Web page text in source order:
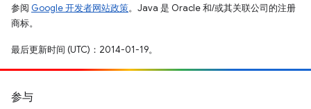
参阅 Google 开发者网站政策。Java 是 Oracle 和/或其关联公司的注册
商标。
最后更新时间 (UTC)：2014-01-19。
参与